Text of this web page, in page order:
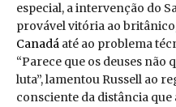
especial, a intervenção do
provável vitória ao
Canadá até ao problema
“Parece que os deuses não
luta”, lamentou Russell ao
consciente da distância